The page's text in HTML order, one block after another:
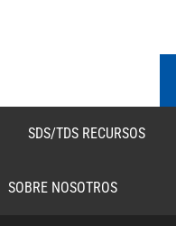
SDS/TDS RECURSOS
SOBRE NOSOTROS